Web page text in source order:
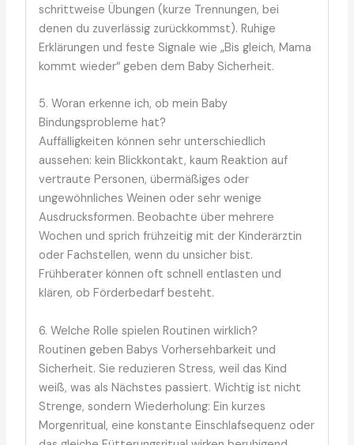
schrittweise Übungen (kurze Trennungen, bei
denen du zuverlässig zurückkommst). Ruhige
Erklärungen und feste Signale wie „Bis gleich, Mama
kommt wieder“ geben dem Baby Sicherheit.
5. Woran erkenne ich, ob mein Baby
Bindungsprobleme hat?
Auffälligkeiten können sehr unterschiedlich
aussehen: kein Blickkontakt, kaum Reaktion auf
vertraute Personen, übermäßiges oder
ungewöhnliches Weinen oder sehr wenige
Ausdrucksformen. Beobachte über mehrere
Wochen und sprich frühzeitig mit der Kinderärztin
oder Fachstellen, wenn du unsicher bist.
Frühberater können oft schnell entlasten und
klären, ob Förderbedarf besteht.
6. Welche Rolle spielen Routinen wirklich?
Routinen geben Babys Vorhersehbarkeit und
Sicherheit. Sie reduzieren Stress, weil das Kind
weiß, was als Nächstes passiert. Wichtig ist nicht
Strenge, sondern Wiederholung: Ein kurzes
Morgenritual, eine konstante Einschlafsequenz oder